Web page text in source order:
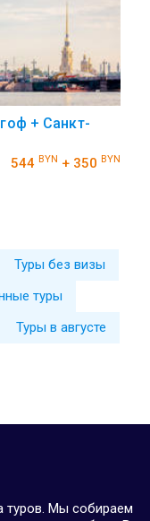
+ Санкт-
544 BYN + 350 BYN
Туры без визы
туры
Туры в августе
туров. Мы собираем